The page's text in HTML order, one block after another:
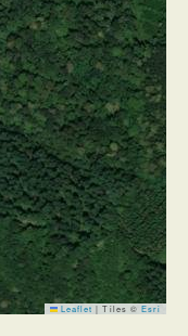
Leaflet | Tiles © Esri